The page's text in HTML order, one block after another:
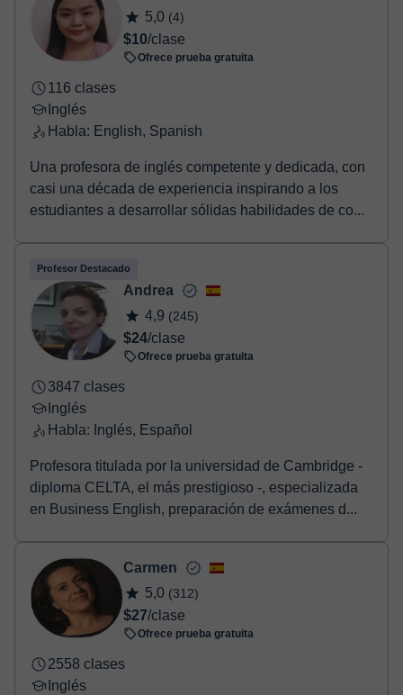
confirmación de la reserva.
5,0 (4)
$10/clase
Ofrece prueba gratuita
116 clases
Inglés
Habla: English, Spanish
Una profesora de inglés competente y dedicada, con
casi una década de experiencia inspirando a los
estudiantes a desarrollar sólidas habilidades de co...
Profesor Destacado
Andrea
4,9 (245)
$24/clase
Ofrece prueba gratuita
3847 clases
Inglés
Habla: Inglés, Español
Profesora titulada por la universidad de Cambridge -
diploma CELTA, el más prestigioso -, especializada
en Business English, preparación de exámenes d...
Carmen
5,0 (312)
$27/clase
Ofrece prueba gratuita
2558 clases
Inglés